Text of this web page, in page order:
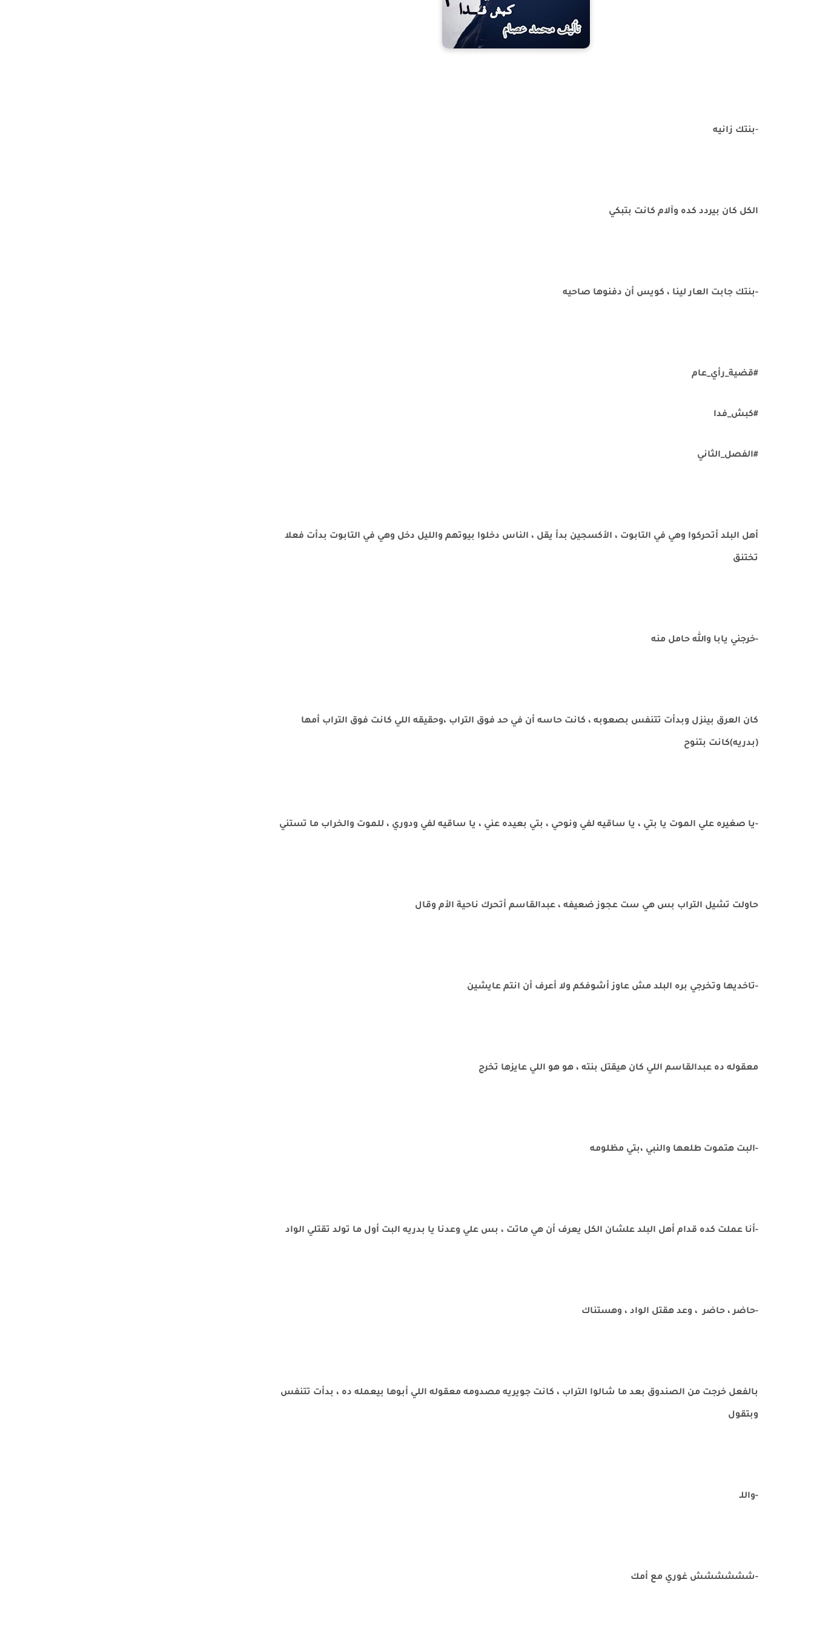
-بنتك زانيه
الكل كان بيردد كده وآلام كانت بتبكي
-بنتك جابت العار لينا ، كويس أن دفنوها صاحيه
#قضية_رأي_عام
#كبش_فدا
#الفصل_الثاني
أهل البلد أتحركوا وهي في التابوت ، الأكسجين بدأ يقل ، الناس دخلوا بيوتهم والليل دخل وهي في التابوت بدأت فعلا
تختنق
-خرجني يابا والله حامل منه
كان العرق بينزل وبدأت تتنفس بصعوبه ، كانت حاسه أن في حد فوق التراب ،وحقيقه اللي كانت فوق التراب أمها
(بدريه)كانت بتنوح
-يا صغيره علي الموت يا بتي ، يا ساقيه لفي ونوحي ، بتي بعيده عني ، يا ساقيه لفي ودوري ، للموت والخراب ما تستني
حاولت تشيل التراب بس هي ست عجوز ضعيفه ، عبدالقاسم أتحرك ناحية الأم وقال
-تاخديها وتخرجي بره البلد مش عاوز أشوفكم ولا أعرف أن انتم عايشين
معقوله ده عبدالقاسم اللي كان هيقتل بنته ، هو هو اللي عايزها تخرج
-البت هتموت طلعها والنبي ،بتي مظلومه
-أنا عملت كده قدام أهل البلد علشان الكل يعرف أن هي ماتت ، بس علي وعدنا يا بدريه البت أول ما تولد تقتلي الواد
-حاضر ، حاضر ، وعد هقتل الواد ، وهستناك
بالفعل خرجت من الصندوق بعد ما شالوا التراب ، كانت جويريه مصدومه معقوله اللي أبوها بيعمله ده ، بدأت تتنفس
وبتقول
-واللـ
-شششششش غوري مع أمك